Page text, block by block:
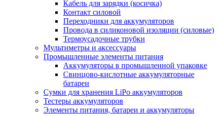
Кабель для зарядки (косичка)
Контакт силовой
Переходники для аккумуляторов
Провода в силиконовой изоляции (силовые)
Термоусадочные трубки
Мультиметры и аксессуары
Промышленные элементы питания
Аккумуляторы в промышленной упаковке
Свинцово-кислотные аккумуляторные
батареи
Сумки для хранения LiPo аккумуляторов
Тестеры аккумуляторов
Элементы питания, батареи и аккумуляторы